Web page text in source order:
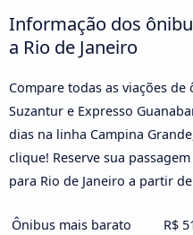
Informação dos
a Rio de Janeiro
Compare todas as viações
Suzantur e Expresso
dias na linha Campina
clique! Reserve sua
para Rio de Janeiro a partir de
Ônibus mais barato
R$